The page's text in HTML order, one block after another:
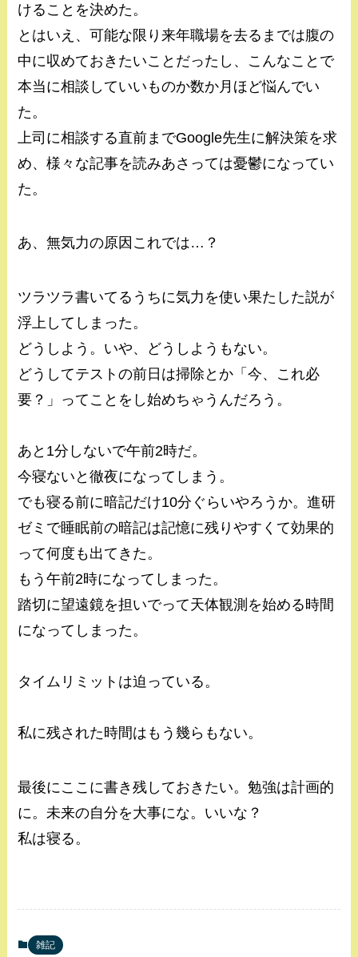
けることを決めた。
とはいえ、可能な限り来年職場を去るまでは腹の
中に収めておきたいことだったし、こんなことで
本当に相談していいものか数か月ほど悩んでい
た。
上司に相談する直前までGoogle先生に解決策を求
め、様々な記事を読みあさっては憂鬱になってい
た。
あ、無気力の原因これでは…？
ツラツラ書いてるうちに気力を使い果たした説が
浮上してしまった。
どうしよう。いや、どうしようもない。
どうしてテストの前日は掃除とか「今、これ必
要？」ってことをし始めちゃうんだろう。
あと1分しないで午前2時だ。
今寝ないと徹夜になってしまう。
でも寝る前に暗記だけ10分ぐらいやろうか。進研
ゼミで睡眠前の暗記は記憶に残りやすくて効果的
って何度も出てきた。
もう午前2時になってしまった。
踏切に望遠鏡を担いでって天体観測を始める時間
になってしまった。
タイムリミットは迫っている。
私に残された時間はもう幾らもない。
最後にここに書き残しておきたい。勉強は計画的
に。未来の自分を大事にな。いいな？
私は寝る。
雑記